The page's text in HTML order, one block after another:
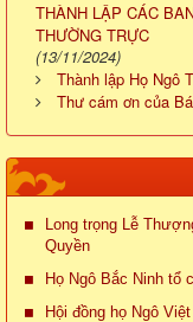
THÀNH LẬP CÁC
THƯỜNG TRỰC
(13/11/2024)
Thành lập Họ Ngô
Thư cám ơn của
Long trọng Lễ
Quyền
Họ Ngô Bắc Ninh tổ
Hội đồng họ Ngô